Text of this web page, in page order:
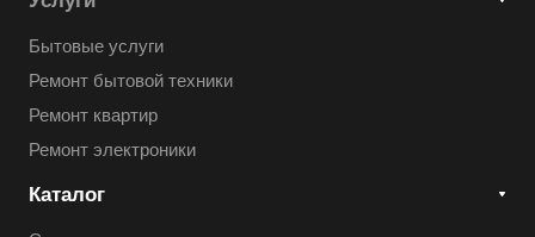
Бытовые услуги
Ремонт бытовой техники
Ремонт квартир
Ремонт электроники
Каталог